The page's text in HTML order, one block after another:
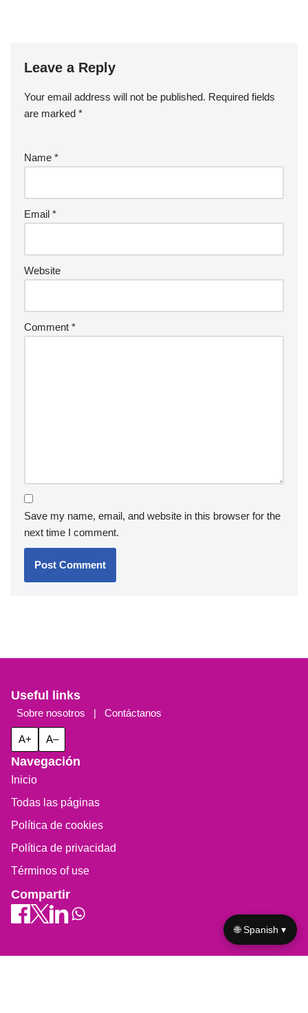
Leave a Reply
Your email address will not be published. Required fields
are marked *
Name *
Email *
Website
Comment *
Save my name, email, and website in this browser for the
next time I comment.
Useful links
Sobre nosotros | Contáctanos
A+ A–
Navegación
Inicio
Todas las páginas
Política de cookies
Política de privacidad
Términos of use
Compartir
🌐 Spanish ▾